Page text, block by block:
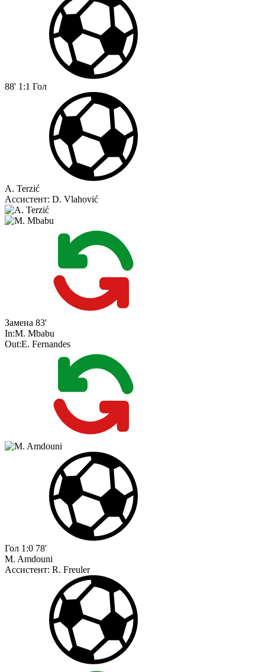
88' 1:1 Гол
A. Terzić
Ассистент: D. Vlahović
Замена 83'
In:M. Mbabu
Out:E. Fernandes
Гол 1:0 78'
M. Amdouni
Ассистент: R. Freuler